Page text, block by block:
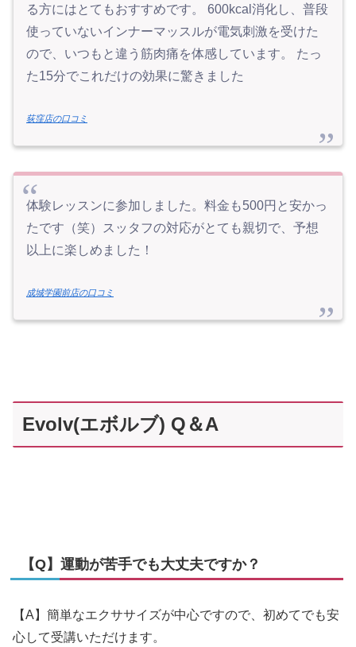
る方にはとてもおすすめです。 600kcal消化し、普段
使っていないインナーマッスルが電気刺激を受けた
ので、いつもと違う筋肉痛を体感しています。 たっ
た15分でこれだけの効果に驚きました
荻窪店の口コミ
体験レッスンに参加しました。料金も500円と安かっ
たです（笑）スッタフの対応がとても親切で、予想
以上に楽しめました！
成城学園前店の口コミ
Evolv(エボルブ) Q＆A
【Q】運動が苦手でも大丈夫ですか？
【A】簡単なエクササイズが中心ですので、初めてでも安
心して受講いただけます。